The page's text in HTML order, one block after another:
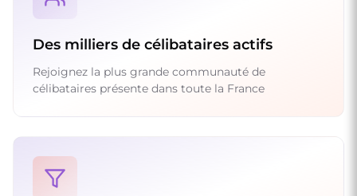
Des milliers de célibataires actifs
Rejoignez la plus grande communauté de
célibataires présente dans toute la France